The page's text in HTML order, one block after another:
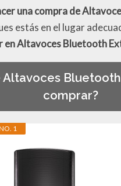
una compra de
estás en el lugar
en Altavoces Bluetooth
Altavoces
comprar?
1